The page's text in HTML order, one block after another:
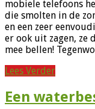
mobiele telefoons
die smolten in de
en een zeer
er ook uit zagen, ze
mee bellen!
Lees Verder
Een